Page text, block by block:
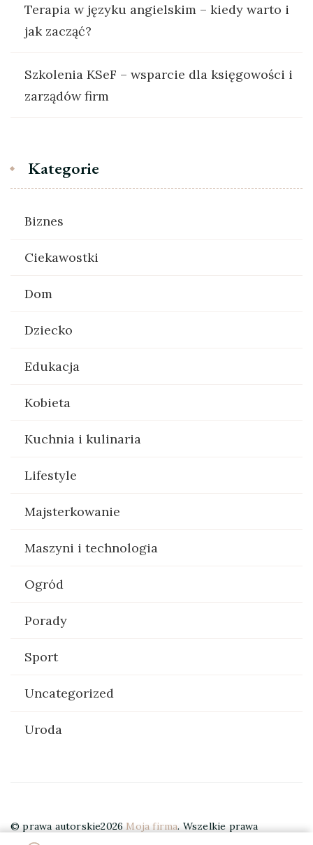
Terapia w języku angielskim – kiedy warto i
jak zacząć?
Szkolenia KSeF – wsparcie dla księgowości i
zarządów firm
Kategorie
Biznes
Ciekawostki
Dom
Dziecko
Edukacja
Kobieta
Kuchnia i kulinaria
Lifestyle
Majsterkowanie
Maszyni i technologia
Ogród
Porady
Sport
Uncategorized
Uroda
© prawa autorskie2026Moja firma. Wszelkie prawa